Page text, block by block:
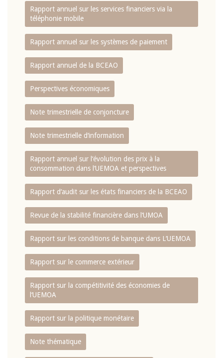
Rapport annuel sur les services financiers via la
téléphonie mobile
Rapport annuel sur les systèmes de paiement
Rapport annuel de la BCEAO
Perspectives économiques
Note trimestrielle de conjoncture
Note trimestrielle d‘information
Rapport annuel sur l‘évolution des prix à la
consommation dans l‘UEMOA et perspectives
Rapport d‘audit sur les états financiers de la BCEAO
Revue de la stabilité financière dans l‘UMOA
Rapport sur les conditions de banque dans L‘UEMOA
Rapport sur le commerce extérieur
Rapport sur la compétitivité des économies de
l‘UEMOA
Rapport sur la politique monétaire
Note thématique